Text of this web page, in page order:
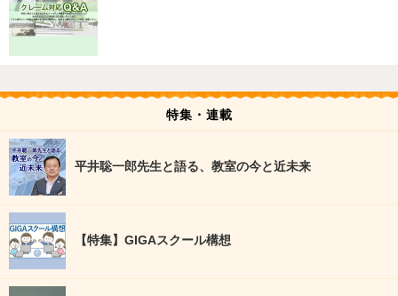
特集・連載
平井聡一郎先生と語る、教室の今と近未来
【特集】GIGAスクール構想